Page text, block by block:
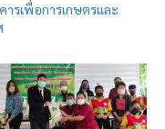
ารเพื่อการเกษตรและ